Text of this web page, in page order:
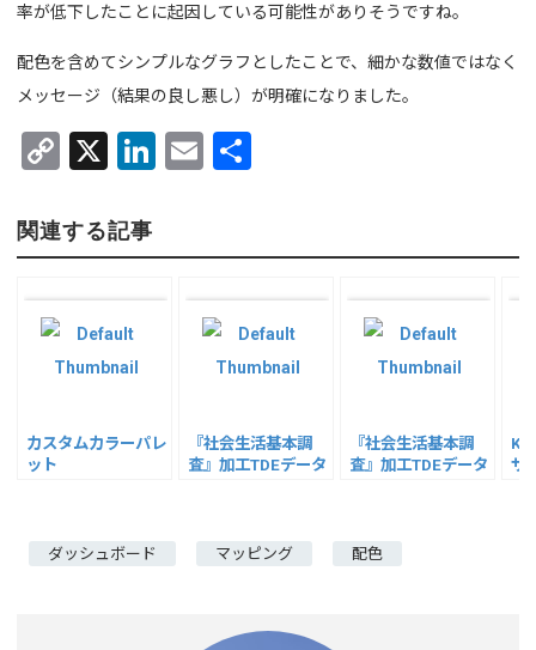
率が低下したことに起因している可能性がありそうですね。
配色を含めてシンプルなグラフとしたことで、細かな数値ではなく
メッセージ（結果の良し悪し）が明確になりました。
C
py
Li
n
k
X
Li
dI
n
E
関連する記事
カスタムカラーパレ
ット
『社会生活基本調
査』加工TDEデータ
『社会生活基本調
査』加工TDEデータ
サ
ダッシュボード マッピング 配色